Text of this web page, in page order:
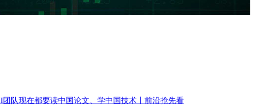
队现在都要读中国论文、学中国技术丨前沿抢先看